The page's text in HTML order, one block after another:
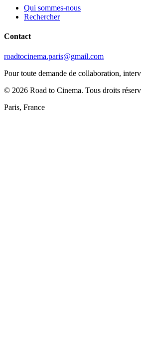
Qui sommes-nous
Rechercher
Contact
roadtocinema.paris@gmail.com
Pour toute demande de collaboration,
© 2026 Road to Cinema. Tous droits
Paris, France